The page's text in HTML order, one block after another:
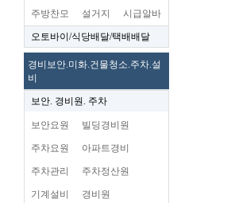
주방찬모 설거지 시급알바
오토바이/식당배달/택배배달
경비보안.미화.건물청소.주차.설
비
보안. 경비원. 주차
보안요원 빌딩경비원
주차요원 아파트경비
주차관리 주차정산원
기계설비 경비원